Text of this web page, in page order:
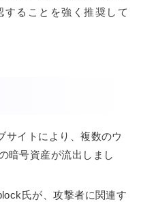
ることを強く推奨して
サイトにより、複数のウ
暗号資産が流出しまし
氏が、攻撃者に関連す